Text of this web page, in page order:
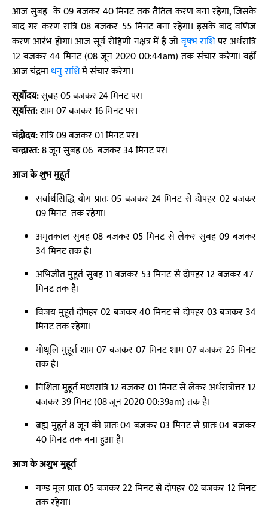
आज सुबह के 09 बजकर 40 मिनट तक तैतिल करण बना रहेगा, जिसके
बाद गर करण रात्रि 08 बजकर 55 मिनट बना रहेगा। इसके बाद वणिज
करण आरंभ होगा। आज सूर्य रोहिणी नक्षत्र में है जोवृषभ राशिपर अर्धरात्रि
12 बजकर 44 मिनट (08 जून 2020 00:44am) तक संचार करेगा। वहीं
आज चंद्रमाधनु राशिमे संचार करेगा।
सूर्योदय:सुबह 05 बजकर 24 मिनट पर।
सूर्यास्त:शाम 07 बजकर 16 मिनट पर।
चंद्रोदय:रात्रि 09 बजकर 01 मिनट पर।
चन्द्रास्त:8 जून सुबह 06 बजकर 34 मिनट पर।
आज के शुभ मुहूर्त
सर्वार्थसिद्धि योग प्रातः 05 बजकर 24 मिनट से दोपहर 02 बजकर
09 मिनट तक रहेगा।
अमृतकाल सुबह 08 बजकर 05 मिनट से लेकर सुबह 09 बजकर
34 मिनट तक है।
अभिजीत मुहूर्त सुबह 11 बजकर 53 मिनट से दोपहर 12 बजकर 47
मिनट तक है।
विजय मुहूर्त दोपहर 02 बजकर 40 मिनट से दोपहर 03 बजकर 34
मिनट तक रहेगा।
गोधूलि मुहूर्त शाम 07 बजकर 07 मिनट शाम 07 बजकर 25 मिनट
तक है।
निशिता मुहूर्त मध्यरात्रि 12 बजकर 01 मिनट से लेकर अर्धरात्रोत्तर 12
बजकर 39 मिनट (08 जून 2020 00:39am) तक है।
ब्रह्म मुहूर्त 8 जून की प्रातः 04 बजकर 03 मिनट से प्रातः 04 बजकर
40 मिनट तक बना हुआ है।
आज के अशुभ मुहूर्त
गण्ड मूल प्रातः 05 बजकर 22 मिनट से दोपहर 02 बजकर 12 मिनट
तक रहेगा।